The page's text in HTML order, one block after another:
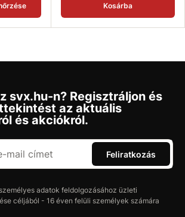
Kosárba
svx.hu-n? Regisztráljon és
az aktuális
és akciókról.
Feliratkozás
adatok feldolgozásához üzleti
céljából - 16 éven felüli személyek számára